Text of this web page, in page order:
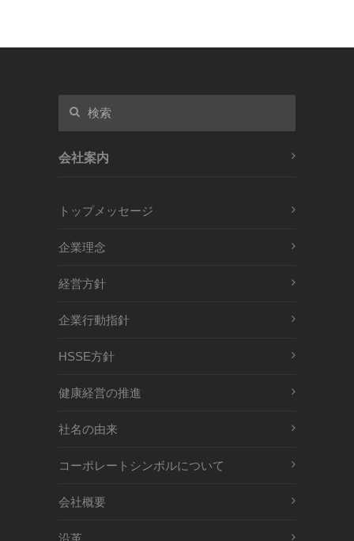
会社案内
トップメッセージ
企業理念
経営方針
企業行動指針
HSSE方針
健康経営の推進
社名の由来
コーポレートシンボルについて
会社概要
沿革